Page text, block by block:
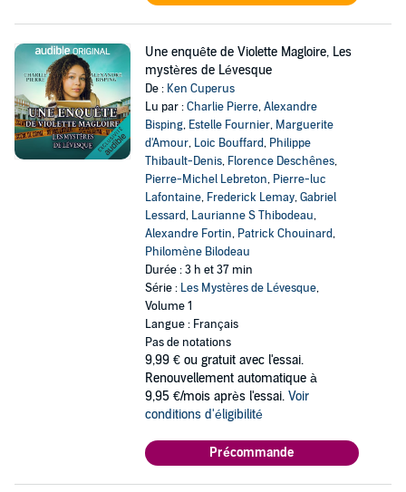
Une enquête de Violette Magloire, Les
mystères de Lévesque
De : Ken Cuperus
Lu par :Charlie Pierre,Alexandre
Bisping, Estelle Fournier, Marguerite
d'Amour, Loic Bouffard, Philippe
Thibault-Denis, Florence Deschênes,
Pierre-Michel Lebreton, Pierre-luc
Lafontaine, Frederick Lemay,Gabriel
Lessard, Laurianne S Thibodeau,
Alexandre Fortin, Patrick Chouinard,
Philomène Bilodeau
Durée : 3 h et 37 min
Série : Les Mystères de Lévesque,
Volume 1
Langue : Français
Pas de notations
9,99 € ou gratuit avec l'essai.
Renouvellement automatique à
9,95 €/mois après l'essai. Voir
conditions d'éligibilité
Précommande